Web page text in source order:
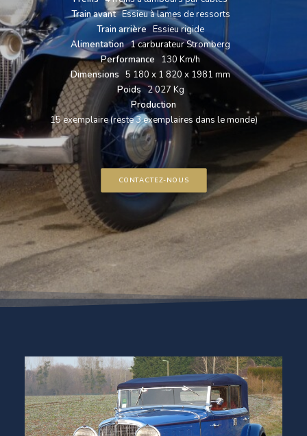
Train avant Essieu à lames de ressorts
Train arrière Essieu rigide
Alimentation 1 carburateur Stromberg
Performance
130 Km/h
Dimensions 5 180 x 1 820 x 1981 mm
Poids 2 027 Kg
Production
15 exemplaire (reste 3 exemplaires dans le monde)
CONTACTEZ-NOUS